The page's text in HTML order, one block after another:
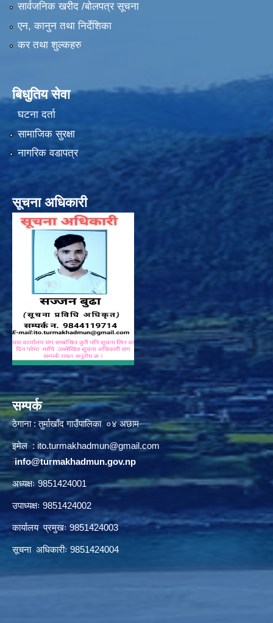
सार्वजनिक खरीद /बोलपत्र सूचना
एन, कानुन तथा निर्देशिका
कर तथा शुल्कहरु
बिधुतिय सेवा
घटना दर्ता
सामाजिक सुरक्षा
नागरिक वडापत्र
सूचना अधिकारी
सम्पर्क
ठेगाना : तुर्माखाँद गाउँपालिका ०४ अछाम
इमेल : ito.turmakhadmun@gmail.com
/info@turmakhadmun.gov.np
अध्यक्षः 9851424001
उपाध्यक्षः 9851424002
कार्यालय प्रमुखः 9851424003
सूचना अधिकारीः 9851424004